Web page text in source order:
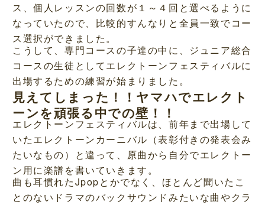
ス、個人レッスンの回数が１～４回と選べるように
なっていたので、比較的すんなりと全員一致でコー
ス選択ができました。
こうして、専門コースの子達の中に、ジュニア総合
コースの生徒としてエレクトーンフェスティバルに
出場するための練習が始まりました。
見えてしまった！！ヤマハでエレクト
ーンを頑張る中での壁！！
エレクトーンフェスティバルは、前年まで出場して
いたエレクトーンカーニバル（表彰付きの発表会み
たいなもの）と違って、原曲から自分でエレクトー
ン用に楽譜を書いていきます。
曲も耳慣れたJpopとかでなく、ほとんど聞いたこ
とのないドラマのバックサウンドみたいな曲やクラ